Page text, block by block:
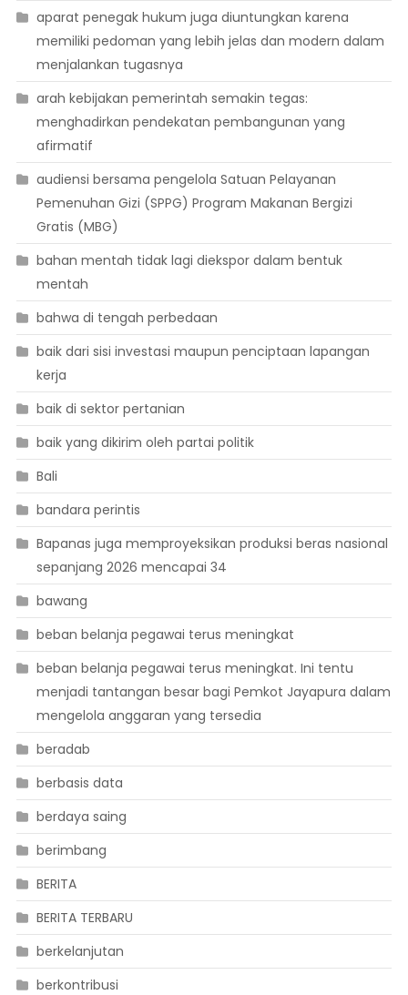
aparat penegak hukum juga diuntungkan karena
memiliki pedoman yang lebih jelas dan modern dalam
menjalankan tugasnya
arah kebijakan pemerintah semakin tegas:
menghadirkan pendekatan pembangunan yang
afirmatif
audiensi bersama pengelola Satuan Pelayanan
Pemenuhan Gizi (SPPG) Program Makanan Bergizi
Gratis (MBG)
bahan mentah tidak lagi diekspor dalam bentuk
mentah
bahwa di tengah perbedaan
baik dari sisi investasi maupun penciptaan lapangan
kerja
baik di sektor pertanian
baik yang dikirim oleh partai politik
Bali
bandara perintis
Bapanas juga memproyeksikan produksi beras nasional
sepanjang 2026 mencapai 34
bawang
beban belanja pegawai terus meningkat
beban belanja pegawai terus meningkat. Ini tentu
menjadi tantangan besar bagi Pemkot Jayapura dalam
mengelola anggaran yang tersedia
beradab
berbasis data
berdaya saing
berimbang
BERITA
BERITA TERBARU
berkelanjutan
berkontribusi